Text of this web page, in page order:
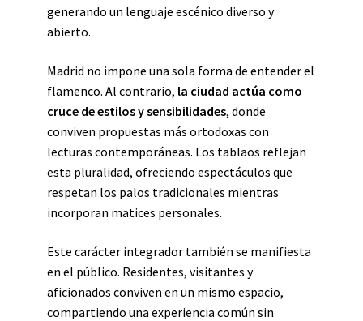
generando un lenguaje escénico diverso y
abierto.
Madrid no impone una sola forma de entender el
flamenco. Al contrario, la ciudad actúa como
cruce de estilos y sensibilidades, donde
conviven propuestas más ortodoxas con
lecturas contemporáneas. Los tablaos reflejan
esta pluralidad, ofreciendo espectáculos que
respetan los palos tradicionales mientras
incorporan matices personales.
Este carácter integrador también se manifiesta
en el público. Residentes, visitantes y
aficionados conviven en un mismo espacio,
compartiendo una experiencia común sin